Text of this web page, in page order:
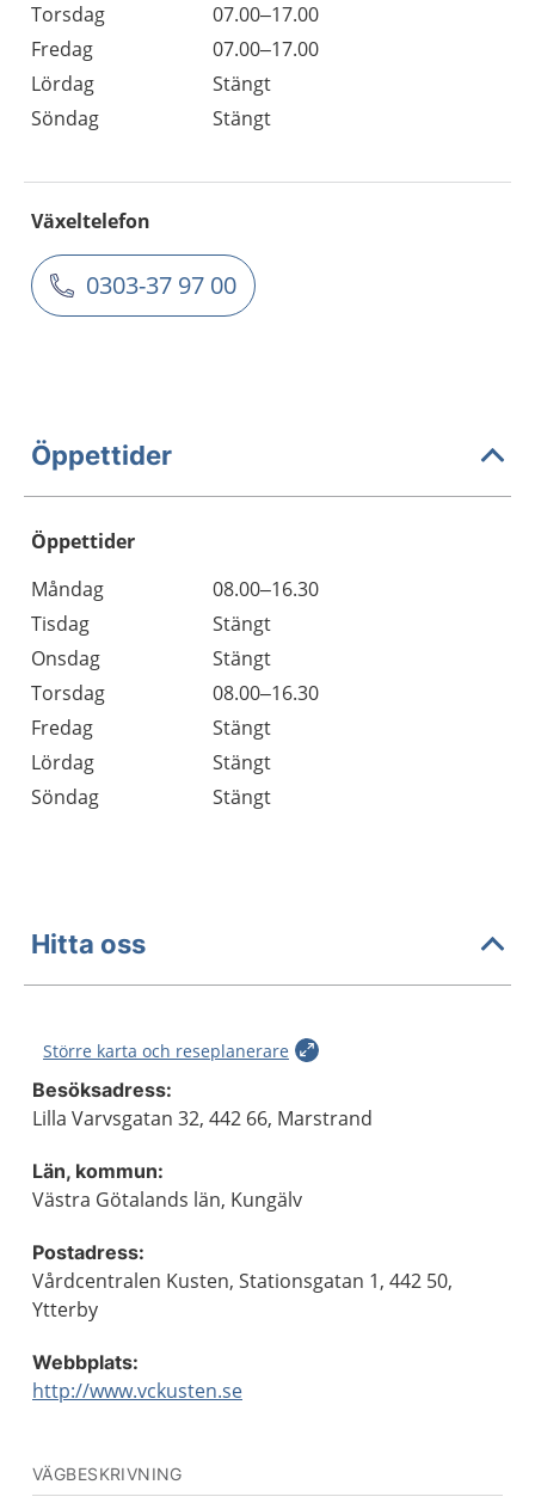
Torsdag
07.00–17.00
Fredag
07.00–17.00
Lördag
Stängt
Söndag
Stängt
Växeltelefon
0303-37 97 00
Öppettider
Öppettider
Dag
Öppettider
Kommentarer
Måndag
08.00–16.30
Tisdag
Stängt
Onsdag
Stängt
Torsdag
08.00–16.30
Fredag
Stängt
Lördag
Stängt
Söndag
Stängt
Hitta oss
Större karta och reseplanerare
Besöksadress:
Lilla Varvsgatan 32, 442 66, Marstrand
Län, kommun:
Västra Götalands län, Kungälv
Postadress:
Vårdcentralen Kusten, Stationsgatan 1, 442 50,
Ytterby
Webbplats:
http://www.vckusten.se
VÄGBESKRIVNING